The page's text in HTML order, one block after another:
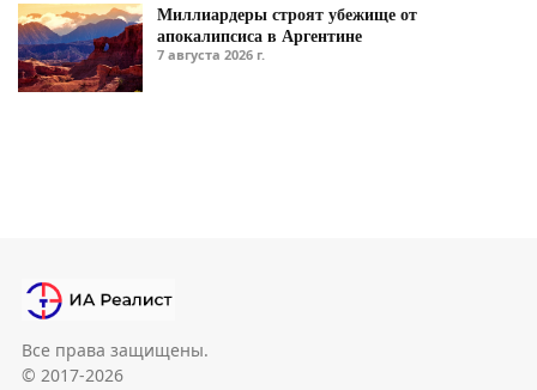
Миллиардеры строят убежище от
апокалипсиса в Аргентине
7 августа 2026 г.
Все права защищены.
© 2017-2026